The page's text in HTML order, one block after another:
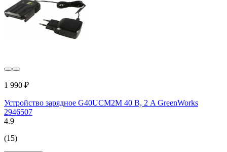
1 990 ₽
Устройство зарядное G40UCM2M 40 В, 2 A GreenWorks
2946507
4.9
(15)